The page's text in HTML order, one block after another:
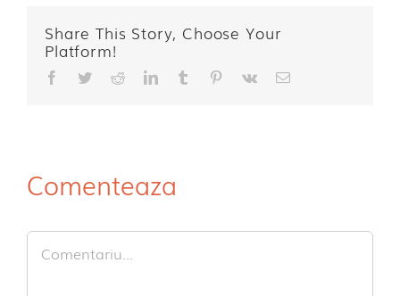
Share This Story, Choose Your
Platform!
Facebook
TwitterRedditLinkedIn
TumblrPinterest
Vk
E-
Comenteaza
Comment